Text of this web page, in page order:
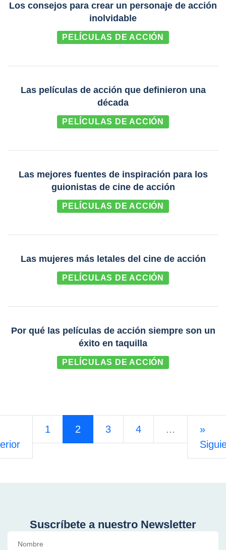
Los consejos para crear un personaje de acción
inolvidable
PELÍCULAS DE ACCIÓN
Las películas de acción que definieron una
década
PELÍCULAS DE ACCIÓN
Las mejores fuentes de inspiración para los
guionistas de cine de acción
PELÍCULAS DE ACCIÓN
Las mujeres más letales del cine de acción
PELÍCULAS DE ACCIÓN
Por qué las películas de acción siempre son un
éxito en taquilla
PELÍCULAS DE ACCIÓN
1 2 3 4 ...
»
Suscríbete a nuestro Newsletter